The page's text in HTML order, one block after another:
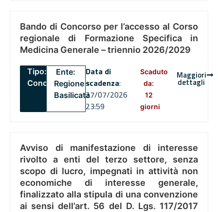
Bando di Concorso per l’accesso al Corso
regionale di Formazione Specifica in
Medicina Generale – triennio 2026/2029
Tipo:
Concorsi
Ente:
Regione
Basilicata
Data di
scadenza:
27/07/2026
23:59
Scaduto
da:
12
giorni
Maggiori
dettagli
Avviso di manifestazione di interesse
rivolto a enti del terzo settore, senza
scopo di lucro, impegnati in attività non
economiche di interesse generale,
finalizzato alla stipula di una convenzione
ai sensi dell’art. 56 del D. Lgs. 117/2017